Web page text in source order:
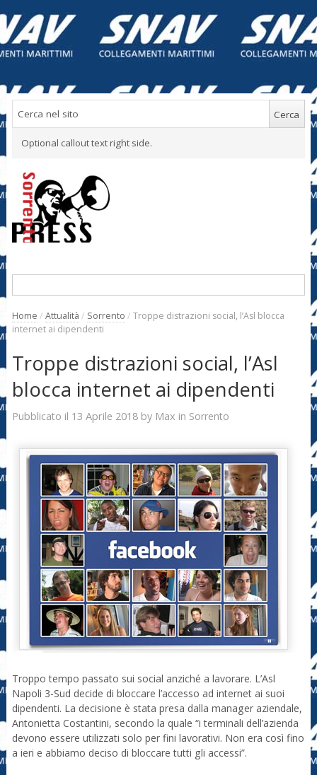
Optional callout text right side.
Home / Attualità / Sorrento / Troppe distrazioni social, l’Asl blocca
internet ai dipendenti
Troppe distrazioni social, l’Asl
blocca internet ai dipendenti
Pubblicato il 13 Aprile 2018by Max in Sorrento
Troppo tempo passato sui social anziché a lavorare. L’Asl
Napoli 3-Sud decide di bloccare l’accesso ad internet ai suoi
dipendenti. La decisione è stata presa dalla manager aziendale,
Antonietta Costantini, secondo la quale “i terminali dell’azienda
devono essere utilizzati solo per fini lavorativi. Non era così fino
a ieri e abbiamo deciso di bloccare tutti gli accessi”.